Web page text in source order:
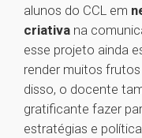
alunos do CCL em
criativa na
esse projeto ainda
render muitos
disso, o docente
gratificante fazer
estratégias e